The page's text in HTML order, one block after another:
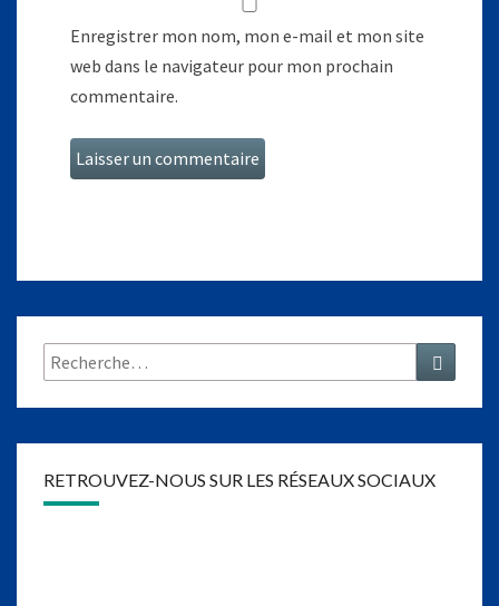
Enregistrer mon nom, mon e-mail et mon site
web dans le navigateur pour mon prochain
commentaire.
Rechercher :
RETROUVEZ-NOUS SUR LES RÉSEAUX SOCIAUX